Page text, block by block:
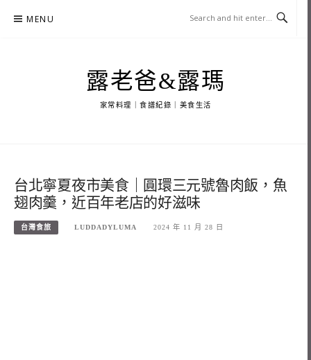
MENU
露老爸&露瑪
家常料理｜食譜紀錄｜美食生活
台北寧夏夜市美食｜圓環三元號魯肉飯，魚
翅肉羹，近百年老店的好滋味
台灣食旅 LUDDADYLUMA 2024 年 11 月 28 日